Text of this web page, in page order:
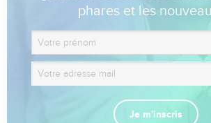
phares et les
Je m'inscris